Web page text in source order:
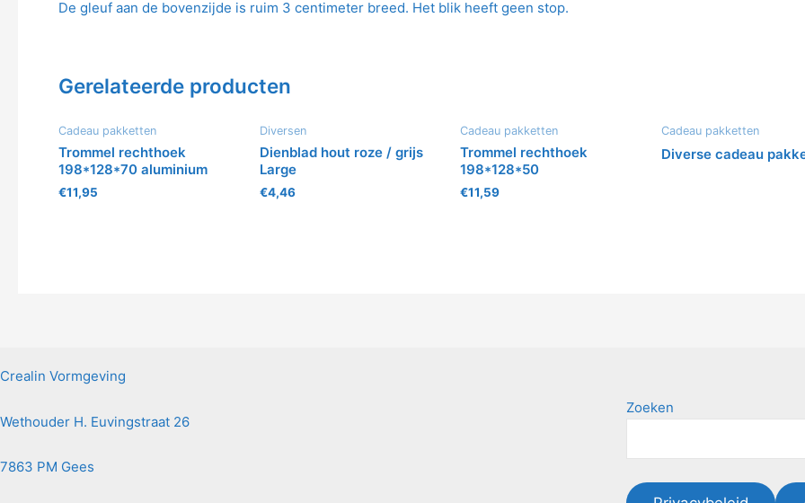
De gleuf aan de bovenzijde is ruim 3 centimeter breed. Het blik heeft geen stop.
Gerelateerde producten
Cadeau pakketten
Trommel rechthoek
198*128*70 aluminium
€11,95
Diversen
Dienblad hout roze / grijs
Large
€4,46
Cadeau pakketten
Trommel rechthoek
198*128*50
€11,59
Cadeau pakketten
Diverse cadeau
Crealin Vormgeving
Wethouder H. Euvingstraat 26
7863 PM Gees
Zoeken